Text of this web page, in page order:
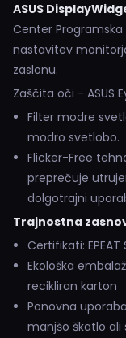
ASUS
Center
nastavitev
zaslonu.
Zaščita oči - ASUS
Filter modre
modro svetlobo.
Flicker-Free
preprečuje
dolgotrajni
Trajnostna
Certifikati: EPEAT
Ekološka
recikliran karton
Ponovna
manjšo škatlo